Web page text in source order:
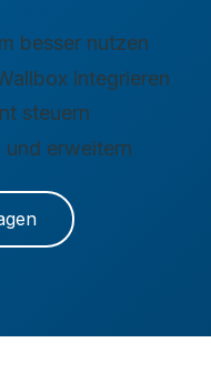
besser nutzen
integrieren
steuern
und erweitern